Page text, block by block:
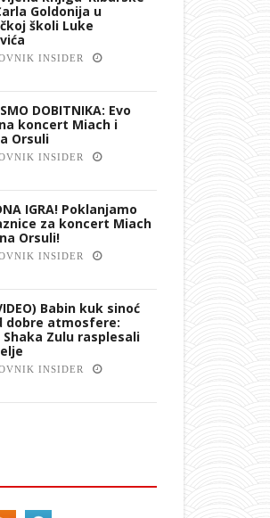
Goldonija u
školi Luke
INSIDER
DOBITNIKA: Evo
koncert Miach i
Orsuli
INSIDER
IGRA! Poklanjamo
za koncert Miach
Orsuli!
INSIDER
Babin kuk sinoć
dobre atmosfere:
Shaka Zulu rasplesali
INSIDER